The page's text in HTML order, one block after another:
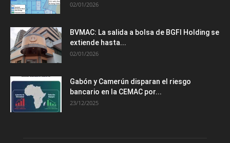
02/01/2026
BVMAC: La salida a bolsa de BGFI Holding se
extiende hasta...
02/01/2026
Gabón y Camerún disparan el riesgo
bancario en la CEMAC por...
23/12/2025